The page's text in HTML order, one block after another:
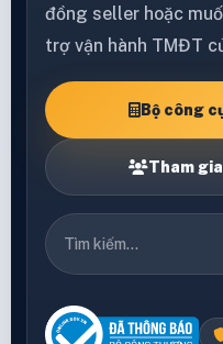
đồng seller hoặc
trợ vận hành TMĐT
Bộ công
Tham